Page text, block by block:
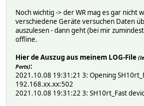
Noch wichtig -> der WR mag es gar nicht
verschiedene Geräte versuchen Daten
auszulesen - dann geht (bei mir
offline.
Hier de Auszug aus meinem LOG-File
Ports):
2021.10.08 19:31:21 3: Opening
192.168.xx.xx:502
2021.10.08 19:31:22 3: SH10rt_Fast